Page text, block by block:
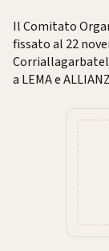
Il Comitato
fissato al 22
a LEMA e